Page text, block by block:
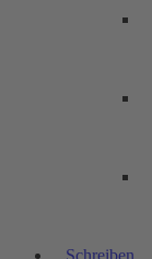
Schreiben